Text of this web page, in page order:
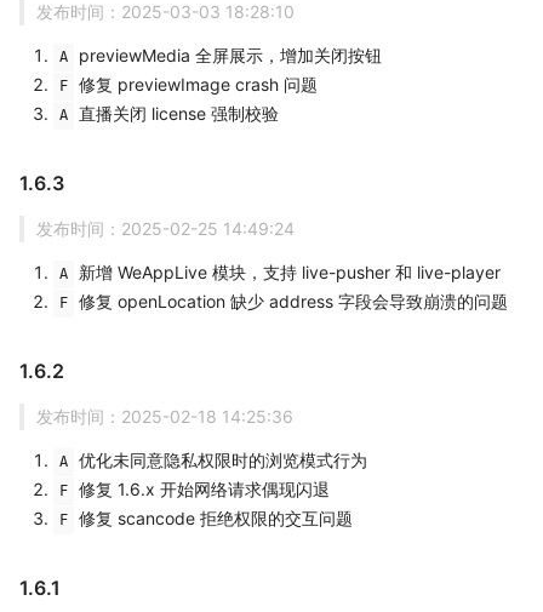
发布时间：2025-03-03 18:28:10
A previewMedia 全屏展示，增加关闭按钮
F 修复 previewImage crash 问题
A 直播关闭 license 强制校验
1.6.3
发布时间：2025-02-25 14:49:24
A 新增 WeAppLive 模块，支持 live-pusher 和 live-player
F 修复 openLocation 缺少 address 字段会导致崩溃的问题
1.6.2
发布时间：2025-02-18 14:25:36
A 优化未同意隐私权限时的浏览模式行为
F 修复 1.6.x 开始网络请求偶现闪退
F 修复 scancode 拒绝权限的交互问题
1.6.1